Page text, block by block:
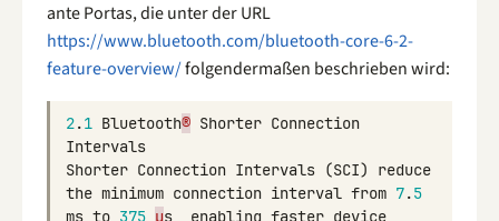
ante Portas, die unter der URL
https://www.bluetooth.com/bluetooth-core-6-2-
feature-overview/folgendermaßen beschrieben wird:
2.1 Bluetooth® Shorter Connection
Intervals
Shorter Connection Intervals (SCI)
reduce
the minimum connection interval from 7.5
ms to 375 µs enabling faster device